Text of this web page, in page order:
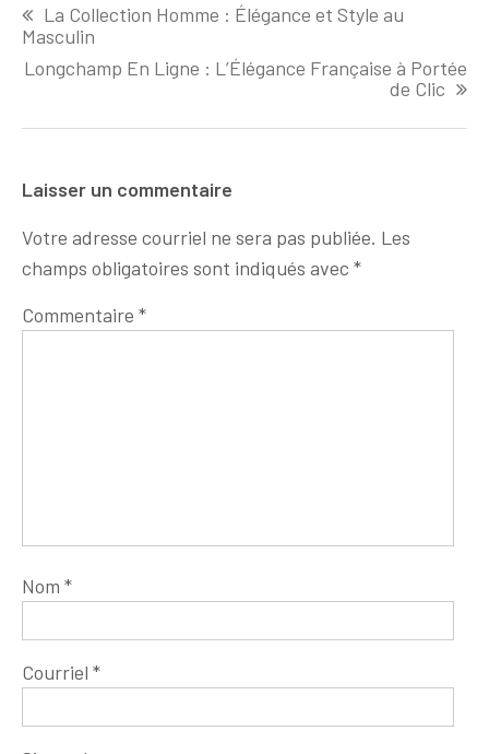
de
l'article
La Collection Homme : Élégance et Style au
Masculin
Longchamp En Ligne : L’Élégance Française à Portée
de Clic
Laisser un commentaire
Votre adresse courriel ne sera pas publiée. Les
champs obligatoires sont indiqués avec *
Commentaire *
Nom *
Courriel *